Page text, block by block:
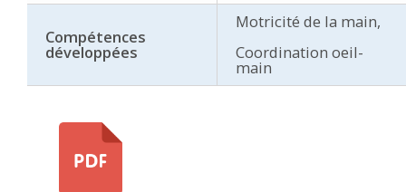
Compétences
développées
Motricité de la main,
Coordination oeil-
main